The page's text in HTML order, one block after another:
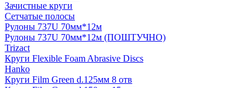
Зачистные круги
Сетчатые полосы
Рулоны 737U 70мм*12м
Рулоны 737U 70мм*12м (ПОШТУЧНО)
Trizact
Круги Flexible Foam Abrasive Discs
Hanko
Круги Film Green d.125мм 8 отв